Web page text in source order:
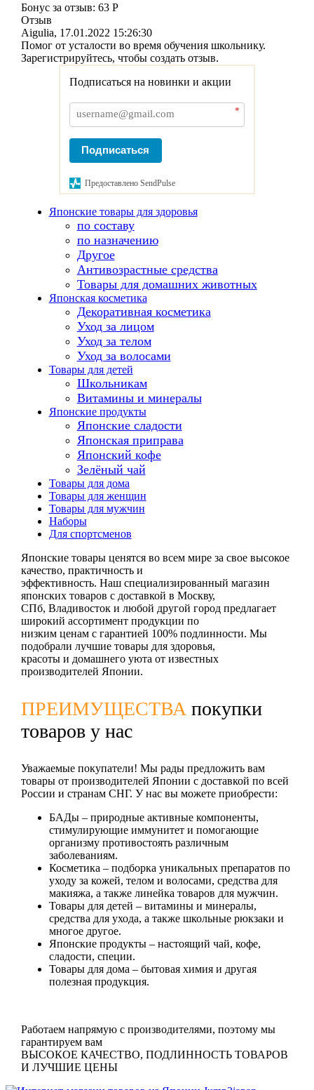
Бонус за отзыв: 63 Р
Отзыв
Aigulia, 17.01.2022 15:26:30
Помог от усталости во время обучения школьнику.
Зарегистрируйтесь, чтобы создать отзыв.
Подписаться на новинки и акции
*
Подписаться
Предоставлено SendPulse
Японские товары для здоровья
по составу
по назначению
Другое
Антивозрастные средства
Товары для домашних животных
Японская косметика
Декоративная косметика
Уход за лицом
Уход за телом
Уход за волосами
Товары для детей
Школьникам
Витамины и минералы
Японские продукты
Японские сладости
Японская приправа
Японский кофе
Зелёный чай
Товары для дома
Товары для женщин
Товары для мужчин
Наборы
Для спортсменов
Японские товары ценятся во всем мире за свое высокое
качество, практичность и
эффективность. Наш специализированный магазин
японских товаров с доставкой в Москву,
СПб, Владивосток и любой другой город предлагает
широкий ассортимент продукции по
низким ценам с гарантией 100% подлинности. Мы
подобрали лучшие товары для здоровья,
красоты и домашнего уюта от известных
производителей Японии.
ПРЕИМУЩЕСТВА покупки
товаров у нас
Уважаемые покупатели! Мы рады предложить вам
товары от производителей Японии с доставкой по всей
России и странам СНГ. У нас вы можете приобрести:
БАДы– природные активные компоненты,
стимулирующие иммунитет и помогающие
организму противостоять различным
заболеваниям.
Косметика – подборка уникальных препаратов по
уходу за кожей, телом и волосами, средства для
макияжа, а также линейка товаров для мужчин.
Товары для детей – витамины и минералы,
средства для ухода, а также школьные рюкзаки и
многое другое.
Японские продукты– настоящий чай, кофе,
сладости, специи.
Товары для дома – бытовая химия и другая
полезная продукция.
Работаем напрямую с производителями, поэтому мы
гарантируем вам
ВЫСОКОЕ КАЧЕСТВО, ПОДЛИННОСТЬ ТОВАРОВ
И ЛУЧШИЕ ЦЕНЫ